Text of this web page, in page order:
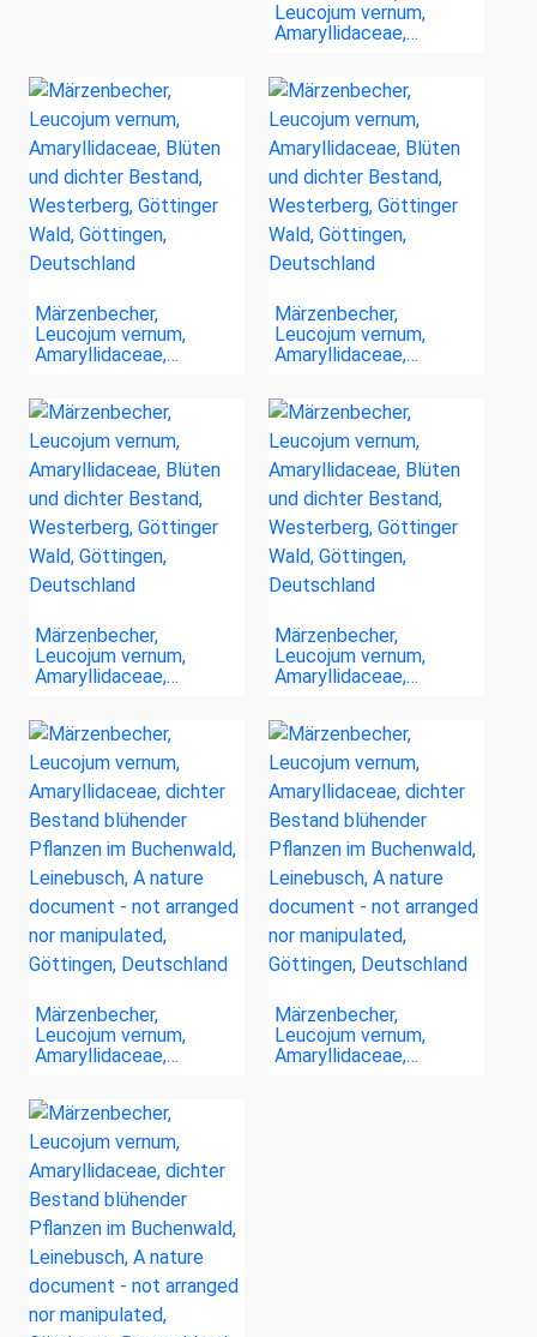
Leucojum vernum,
Amaryllidaceae,…
Märzenbecher,
Leucojum vernum,
Amaryllidaceae,…
Märzenbecher,
Leucojum vernum,
Amaryllidaceae,…
Märzenbecher,
Leucojum vernum,
Amaryllidaceae,…
Märzenbecher,
Leucojum vernum,
Amaryllidaceae,…
Märzenbecher,
Leucojum vernum,
Amaryllidaceae,…
Märzenbecher,
Leucojum vernum,
Amaryllidaceae,…